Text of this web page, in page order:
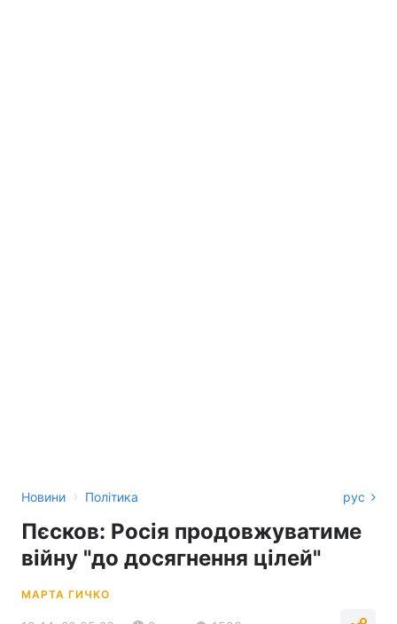
Новини › Політика рус
Пєсков: Росія продовжуватиме
війну "до досягнення цілей"
МАРТА ГИЧКО